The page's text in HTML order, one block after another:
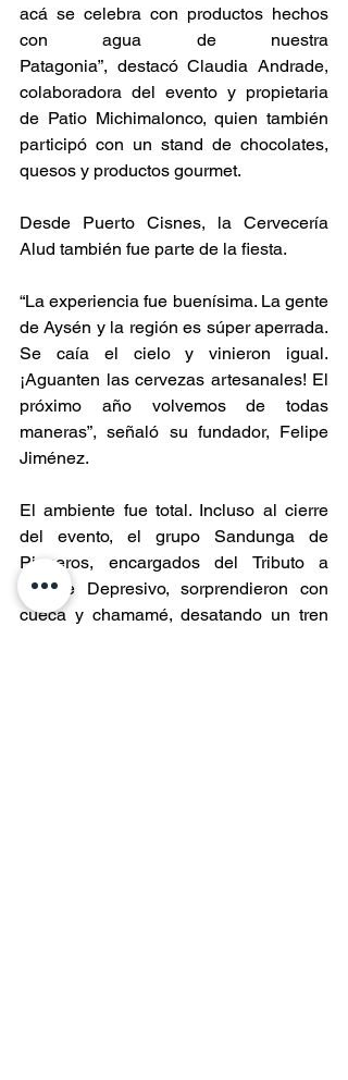
acá se celebra con productos hechos
con agua de nuestra
Patagonia”, destacó Claudia Andrade,
colaboradora del evento y propietaria
de Patio Michimalonco, quien también
participó con un stand de chocolates,
quesos y productos gourmet.
Desde Puerto Cisnes, la Cervecería
Alud también fue parte de la fiesta.
“La experiencia fue buenísima. La gente
de Aysén y la región es súper aperrada.
Se caía el cielo y vinieron igual.
¡Aguanten las cervezas artesanales! El
próximo año volvemos de todas
maneras”, señaló su fundador, Felipe
Jiménez.
El ambiente fue total. Incluso al cierre
del evento, el grupo Sandunga de
Pioneros, encargados del Tributo a
Bloque Depresivo, sorprendieron con
cueca y chamamé, desatando un tren